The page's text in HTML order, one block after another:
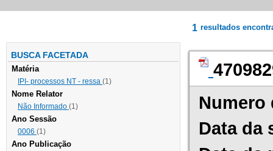
BUSCA FACETADA
Matéria
IPI- processos NT - ressa (1)
Nome Relator
Não Informado (1)
Ano Sessão
0006 (1)
Ano Publicação
1 resultados
Numero
Data da